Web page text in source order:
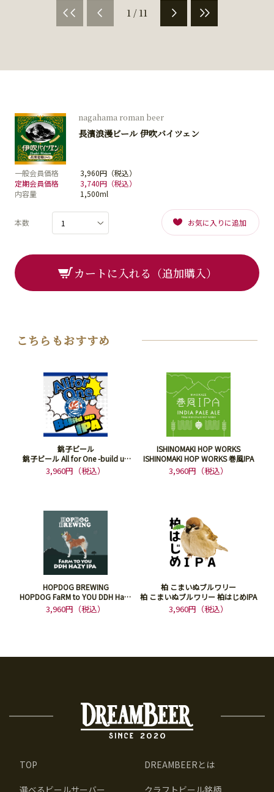
1 / 11
nagahama roman beer
長濱浪漫ビール 伊吹バイツェン
一般会員価格
3,960円（税込）
定期会員価格
3,740円（税込）
内容量
1,500ml
本数 お気に入りに追加
カートに入れる（追加購入）
こちらもおすすめ
銚子ビール
銚子ビール All for One -build up
IPA-
3,960円（税込）
ISHINOMAKI HOP WORKS
ISHINOMAKI HOP WORKS 巻風IPA
3,960円（税込）
HOPDOG BREWING
HOPDOG FaRM to YOU DDH Hazy
IPA
3,960円（税込）
柏 こまいぬブルワリー
柏 こまいぬブルワリー 柏はじめIPA
3,960円（税込）
TOP DREAMBEERとは
選べるビールサーバー クラフトビール銘柄